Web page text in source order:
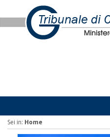
Sei in: Home